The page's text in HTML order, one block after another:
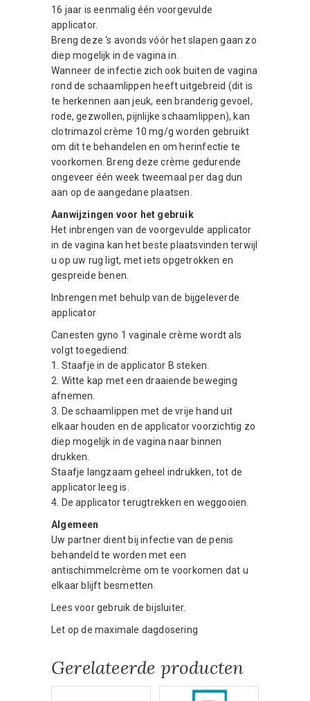
16 jaar is eenmalig één voorgevulde
applicator.
Breng deze ‘s avonds vóór het slapen gaan zo
diep mogelijk in de vagina in.
Wanneer de infectie zich ook buiten de vagina
rond de schaamlippen heeft uitgebreid (dit is
te herkennen aan jeuk, een branderig gevoel,
rode, gezwollen, pijnlijke schaamlippen), kan
clotrimazol crème 10 mg/g worden gebruikt
om dit te behandelen en om herinfectie te
voorkomen. Breng deze crème gedurende
ongeveer één week tweemaal per dag dun
aan op de aangedane plaatsen.
Aanwijzingen voor het gebruik
Het inbrengen van de voorgevulde applicator
in de vagina kan het beste plaatsvinden terwijl
u op uw rug ligt, met iets opgetrokken en
gespreide benen.
Inbrengen met behulp van de bijgeleverde
applicator
Canesten gyno 1 vaginale crème wordt als
volgt toegediend:
1. Staafje in de applicator B steken.
2. Witte kap met een draaiende beweging
afnemen.
3. De schaamlippen met de vrije hand uit
elkaar houden en de applicator voorzichtig zo
diep mogelijk in de vagina naar binnen
drukken.
Staafje langzaam geheel indrukken, tot de
applicator leeg is.
4. De applicator terugtrekken en weggooien.
Algemeen
Uw partner dient bij infectie van de penis
behandeld te worden met een
antischimmelcrème om te voorkomen dat u
elkaar blijft besmetten.
Lees voor gebruik de bijsluiter.
Let op de maximale dagdosering
Gerelateerde producten